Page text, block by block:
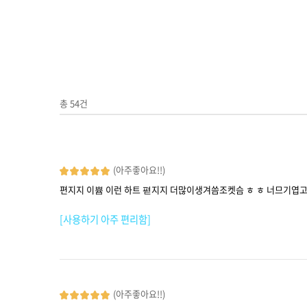
총 54건
(아주좋아요!!)
편지지 이쁌 이런 하트 펻지지 더많이생겨씀조켓슴 ㅎ ㅎ 너므기엽
[사용하기 아주 편리함]
(아주좋아요!!)